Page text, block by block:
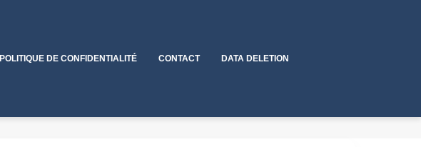
POLITIQUE DE CONFIDENTIALITÉ CONTACT DATA DELETION